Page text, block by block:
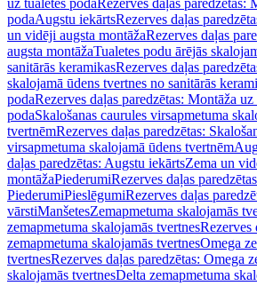
uz tualetes podaRezerves daļas paredzētas:
podaAugstu iekārtsRezerves daļas
un vidēji augsta montāžaRezerves daļas
augsta montāžaTualetes podu ārējās
sanitārās keramikasRezerves daļas
skalojamā ūdens tvertnes no sanitārās
podaRezerves daļas paredzētas: Montāža uz
podaSkalošanas caurules virsapmetuma
tvertnēmRezerves daļas paredzētas:
virsapmetuma skalojamā ūdens tvertnēm
daļas paredzētas: Augstu iekārtsZema un
montāžaPiederumiRezerves daļas
PiederumiPieslēgumiRezerves daļas
vārstiManšetesZemapmetuma skalojamās
zemapmetuma skalojamās tvertnesRezerves
zemapmetuma skalojamās tvertnesOmega
tvertnesRezerves daļas paredzētas: Omega
skalojamās tvertnesDelta zemapmetuma